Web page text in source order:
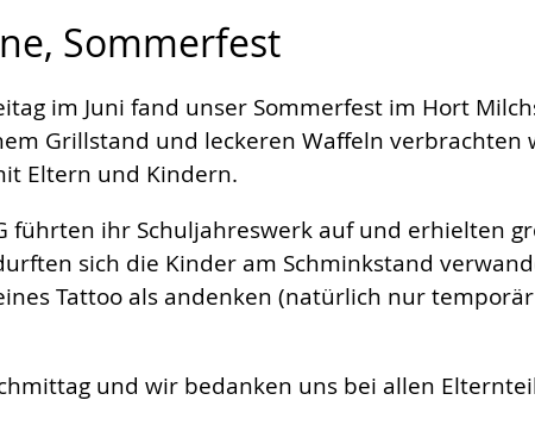
Sommerfest
im Juni fand unser Sommerfest im Hort
Grillstand und leckeren Waffeln verbrachten
Eltern und Kindern.
führten ihr Schuljahreswerk auf und erhielten
sich die Kinder am Schminkstand
Tattoo als andenken (natürlich nur
und wir bedanken uns bei allen